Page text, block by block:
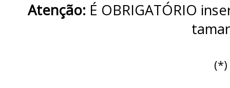
Atenção: É OBRIGATÓRIO